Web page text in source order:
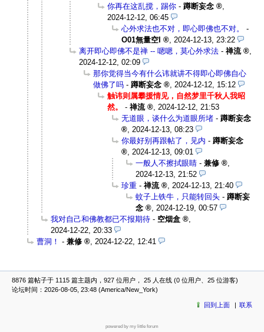
你再在这乱搅，踢你 - 蹲断妄念
2024-12-12, 06:45
心外求法也不对，即心即佛也不对。
-
O01無量空I
2024-12-13, 23:22
离开即心即佛不是禅 -- 嗯嗯，莫心外求法 - 禅流
2024-12-12, 02:09
那你觉得当今有什么讳就讲不得即心即佛自心
做佛了吗 - 蹲断妄念
2024-12-12, 15:12
触讳则属攀援情见，自然梦里千秋人我昭
然。
- 禅流
2024-12-12, 21:53
无道眼，谈什么为道眼所堵 - 蹲断妄念
2024-12-13, 08:23
你最好别再跟帖了，见内 - 蹲断妄念
2024-12-13, 09:01
一般人不擦拭眼睛 - 兼修
2024-12-13, 21:52
珍重 - 禅流
2024-12-13, 21:40
蚊子上铁牛，只能转回头 - 蹲断妄
念
2024-12-19, 00:57
我对自己和佛教都已不报期待 - 空烟盒
2024-12-22, 20:33
曹洞！ - 兼修 2024-12-22, 12:41
8876 篇帖子于 1115 篇主题内，927 位用户， 25 人在线 (0 位用户、25 位游客)
论坛时间：2026-08-05, 23:48 (America/New_York)
回到上面 联系
powered by my little forum